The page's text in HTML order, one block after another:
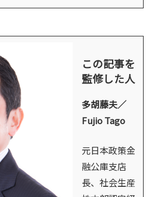
この記事を
監修した人
多胡藤夫／
Fujio Tago
元日本政策金
融公庫支店
長、社会生産